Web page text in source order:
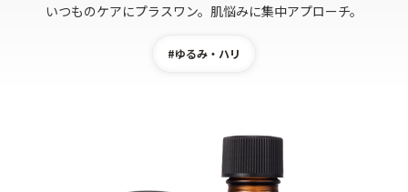
いつものケアにプラスワン。肌悩みに集中アプローチ。
#ゆるみ・ハリ